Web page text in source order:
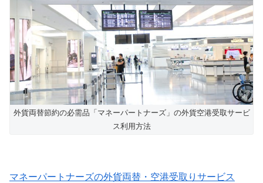
外貨両替節約の必需品「マネーパートナーズ」の外貨空港受取サービ
ス利用方法
マネーパートナーズの外貨両替・空港受取りサービス